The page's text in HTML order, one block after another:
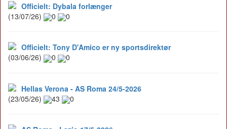
Officielt: Dybala forlænger
(13/07/26)
0 0
Officielt: Tony D'Amico er ny sportsdirektør
(03/06/26)
0 0
Hellas Verona - AS Roma 24/5-2026
(23/05/26)
43 0